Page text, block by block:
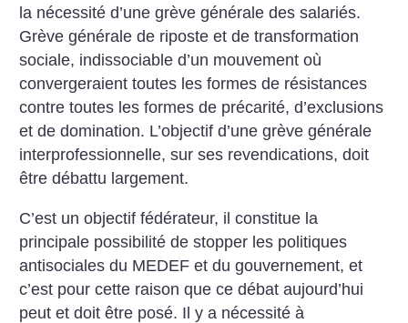
la nécessité d’une grève générale des salariés.
Grève générale de riposte et de transformation
sociale, indissociable d’un mouvement où
convergeraient toutes les formes de résistances
contre toutes les formes de précarité, d’exclusions
et de domination. L’objectif d’une grève générale
interprofessionnelle, sur ses revendications, doit
être débattu largement.
C’est un objectif fédérateur, il constitue la
principale possibilité de stopper les politiques
antisociales du MEDEF et du gouvernement, et
c’est pour cette raison que ce débat aujourd’hui
peut et doit être posé. Il y a nécessité à